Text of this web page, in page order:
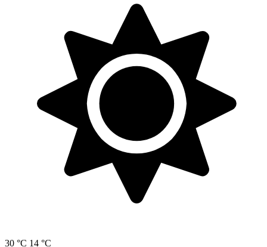
30 °C 14 °C